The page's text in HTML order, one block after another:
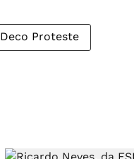
Deco Proteste